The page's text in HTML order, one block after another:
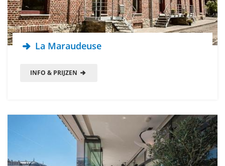
La Maraudeuse
INFO & PRIJZEN